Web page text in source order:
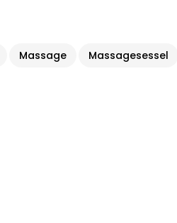
Massage Massagesessel